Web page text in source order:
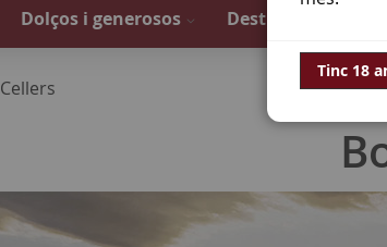
Dolços i generosos Destil·lats
Cellers
Tinc 18